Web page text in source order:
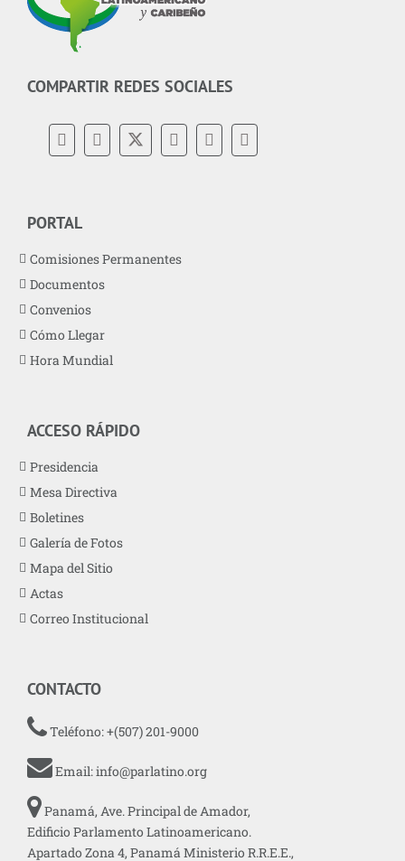
COMPARTIR REDES SOCIALES
PORTAL
Comisiones Permanentes
Documentos
Convenios
Cómo Llegar
Hora Mundial
ACCESO RÁPIDO
Presidencia
Mesa Directiva
Boletines
Galería de Fotos
Mapa del Sitio
Actas
Correo Institucional
CONTACTO
Teléfono: +(507) 201-9000
Email:info@parlatino.org
Panamá, Ave. Principal de Amador,
Edificio Parlamento Latinoamericano.
Apartado Zona 4, Panamá Ministerio R.R.E.E.,